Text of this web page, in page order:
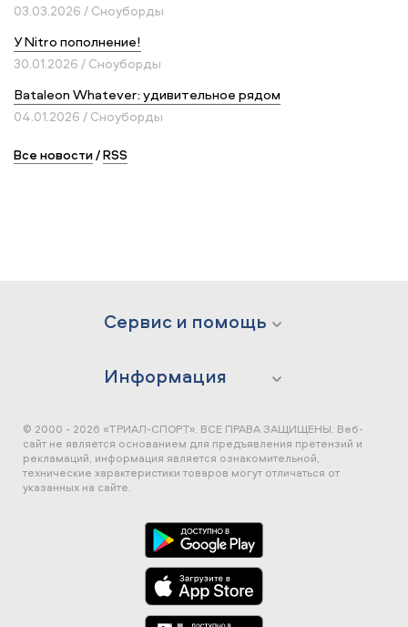
03.03.2026 / Сноуборды
У Nitro пополнение!
30.01.2026 / Сноуборды
Bataleon Whatever: удивительное рядом
04.01.2026 / Сноуборды
Все новости/RSS
Сервис и помощь
Информация
© 2000 - 2026 «ТРИАЛ-СПОРТ». ВСЕ ПРАВА ЗАЩИЩЕНЫ. Веб-
сайт не является основанием для предъявления претензий и
рекламаций, информация является ознакомительной,
технические характеристики товаров могут отличаться от
указанных на сайте.